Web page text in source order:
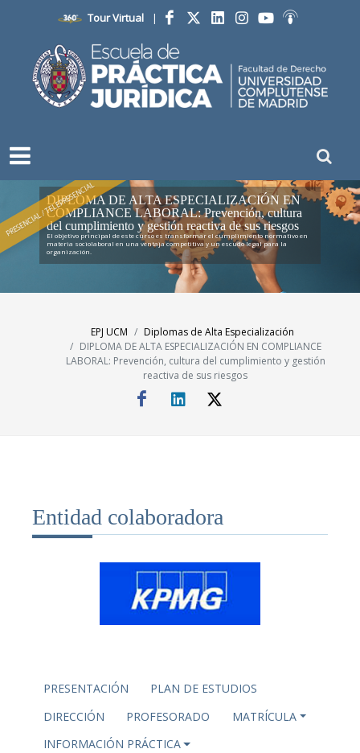
Tour Virtual |
Facebook
PRESENCIAL / TELEPRESENCIAL
DIPLOMA DE ALTA ESPECIALIZACIÓN EN
COMPLIANCE LABORAL: Prevención, cultura
del cumplimiento y gestión reactiva de sus riesgos
El objetivo principal de este curso es transformar el cumplimiento normativo en
materia sociolaboral en una ventaja competitiva y un escudo legal para la
organización.
EPJ UCM
Diplomas de Alta Especialización
DIPLOMA DE ALTA ESPECIALIZACIÓN EN COMPLIANCE
LABORAL: Prevención, cultura del cumplimiento y gestión
reactiva de sus riesgos
Entidad colaboradora
PRESENTACIÓN
PLAN DE ESTUDIOS
DIRECCIÓN
PROFESORADO
MATRÍCULA
INFORMACIÓN PRÁCTICA